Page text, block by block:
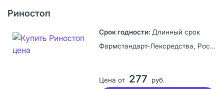
Риностоп
Длинный срок
Фармстандарт-Лексредства, Россия
Цена от 277 руб.